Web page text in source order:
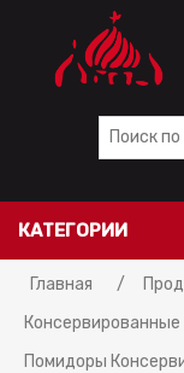
КАТЕГОРИИ
Главная /
Помидоры